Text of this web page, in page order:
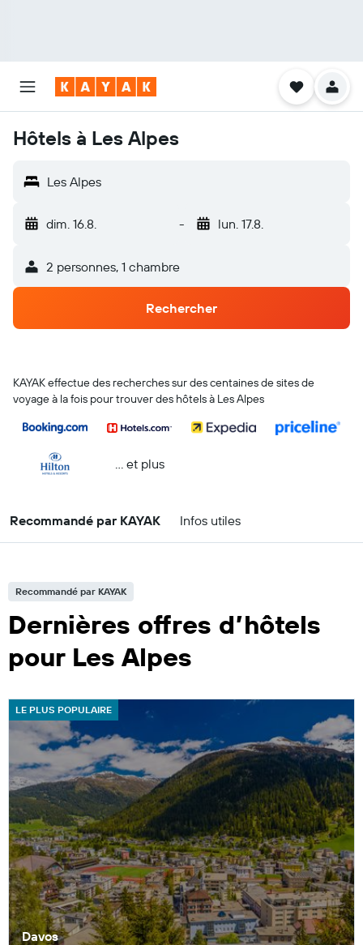
Hôtels à Les Alpes
Les Alpes
dim. 16.8. - lun. 17.8.
2 personnes, 1 chambre
Rechercher
KAYAK effectue des recherches sur des centaines de sites de
voyage à la fois pour trouver des hôtels à Les Alpes
… et plus
Recommandé par KAYAK Infos utiles
Recommandé par KAYAK
Dernières offres d’hôtels
pour Les Alpes
LE PLUS POPULAIRE
Davos